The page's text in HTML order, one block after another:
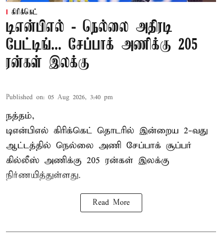
கிரிக்கெட்
டிஎன்பிஎல் - நெல்லை அதிரடி
பேட்டிங்... சேப்பாக் அணிக்கு 205
ரன்கள் இலக்கு
Published on: 05 Aug 2026, 3:40 pm
நத்தம்,
டிஎன்பிஎல் கிரிக்கெட் தொடரில் இன்றைய 2-வது
ஆட்டத்தில் நெல்லை அணி சேப்பாக் சூப்பர்
கில்லீஸ் அணிக்கு 205 ரன்கள் இலக்கு
நிர்ணயித்துள்ளது.
Read More